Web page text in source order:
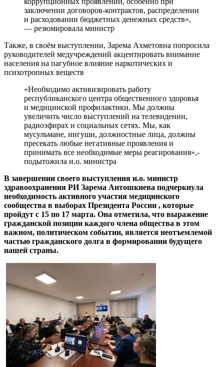
заключении договоров-контрактов, распределении
и расходовании бюджетных денежных средств»,
— резюмировала министр
Также, в своём выступлении, Зарема Ахметовна попросила
руководителей медучреждений акцентировать внимание
населения на пагубное влияние наркотических и
психотропных веществ
«Необходимо активизировать работу
республиканского центра общественного здоровья
и медицинской профилактики. Мы должны
увеличить число выступлений на телевидении,
радиоэфирах и социальных сетях. Мы, как
мусульмане, ингуши, должностные лица, должны
пресекать любые негативные проявления и
принимать все необходимые меры реагирования»,-
подытожила и.о. министра
В завершении своего выступления и.о. министр
здравоохранения РИ Зарема Антошкиева подчеркнула
необходимость активного участия медицинского
сообщества в выборах Президента России , которые
пройдут с 15 по 17 марта. Она отметила, что выражение
гражданской позиции каждого члена общества в этом
важном, политическом событии, является неотъемлемой
частью гражданского долга в формировании будущего
нашей страны.